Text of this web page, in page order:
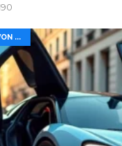
🏆 BEWERTUNG VON MERKMALEN UND WERT